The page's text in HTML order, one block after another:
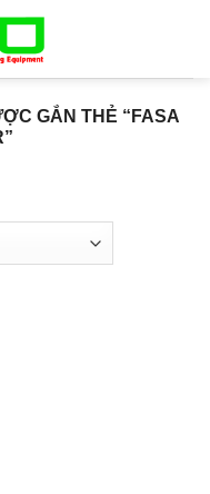
GẮN THẺ “FASA